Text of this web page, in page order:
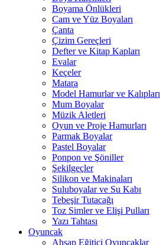
Boyama Önlükleri
Cam ve Yüz Boyaları
Çanta
Çizim Gereçleri
Defter ve Kitap Kapları
Evalar
Keçeler
Matara
Model Hamurlar ve Kalıpları
Mum Boyalar
Müzik Aletleri
Oyun ve Proje Hamurları
Parmak Boyalar
Pastel Boyalar
Ponpon ve Şöniller
Şekilgeçler
Silikon ve Makinaları
Suluboyalar ve Su Kabı
Tebeşir Tutacağı
Toz Simler ve Elişi Pulları
Yazı Tahtası
Oyuncak
Ahşap Eğitici Oyuncaklar